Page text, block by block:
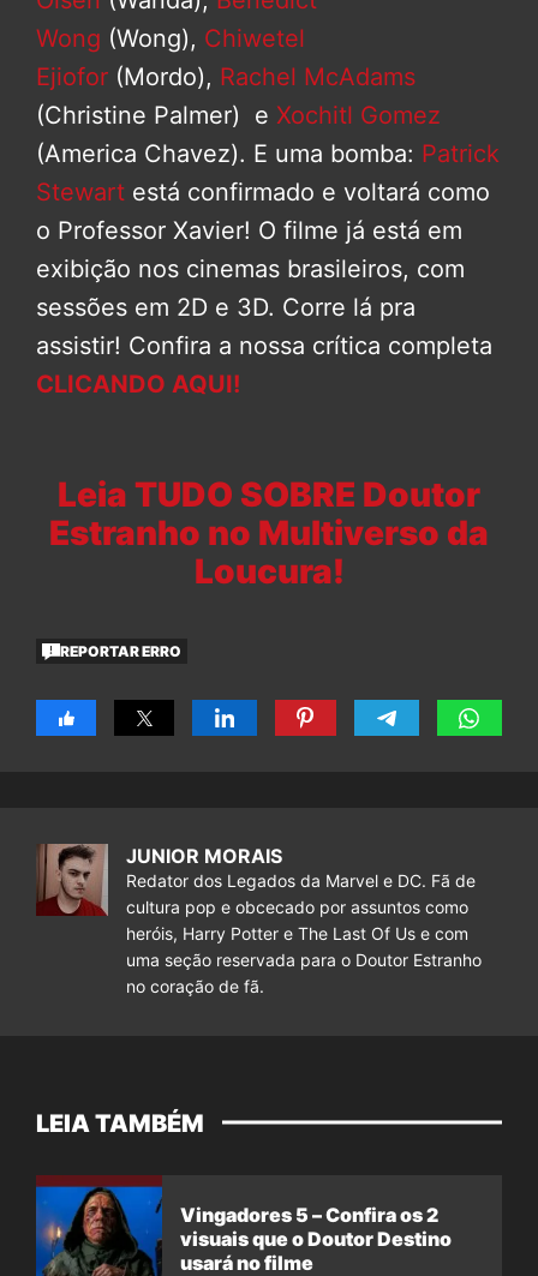
Wong (Wong), Chiwetel
Ejiofor (Mordo), Rachel McAdams
(Christine Palmer) e Xochitl Gomez
(America Chavez). E uma bomba: Patrick
Stewart está confirmado e voltará como
o Professor Xavier! O filme já está em
exibição nos cinemas brasileiros, com
sessões em 2D e 3D. Corre lá pra
assistir! Confira a nossa crítica completa
CLICANDO AQUI!
Leia TUDO SOBRE Doutor
Estranho no Multiverso da
Loucura!
REPORTAR ERRO
JUNIOR MORAIS
Redator dos Legados da Marvel e DC. Fã de
cultura pop e obcecado por assuntos como
heróis, Harry Potter e The Last Of Us e com
uma seção reservada para o Doutor Estranho
no coração de fã.
LEIA TAMBÉM
Vingadores 5 – Confira os 2
visuais que o Doutor Destino
usará no filme